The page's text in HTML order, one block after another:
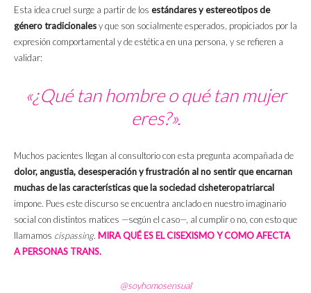
Esta idea cruel surge a partir de los estándares y estereotipos de
género tradicionalesy que son socialmente esperados, propiciados por la
expresión comportamental y de estética en una persona, y se refieren a
validar:
«¿Qué tan hombre o qué tan mujer
eres?».
Muchos pacientes llegan al consultorio con esta pregunta acompañada de
dolor, angustia, desesperación y frustración al no sentir que encarnan
muchas de las características que la sociedad cisheteropatriarcal
impone. Pues este discurso se encuentra anclado en nuestro imaginario
social con distintos matices —según el caso—, al cumplir o no, con esto que
llamamos ​cispassing. MIRA QUÉ ES EL CISEXISMO Y COMO AFECTA
A PERSONAS TRANS.
@soyhomosensual